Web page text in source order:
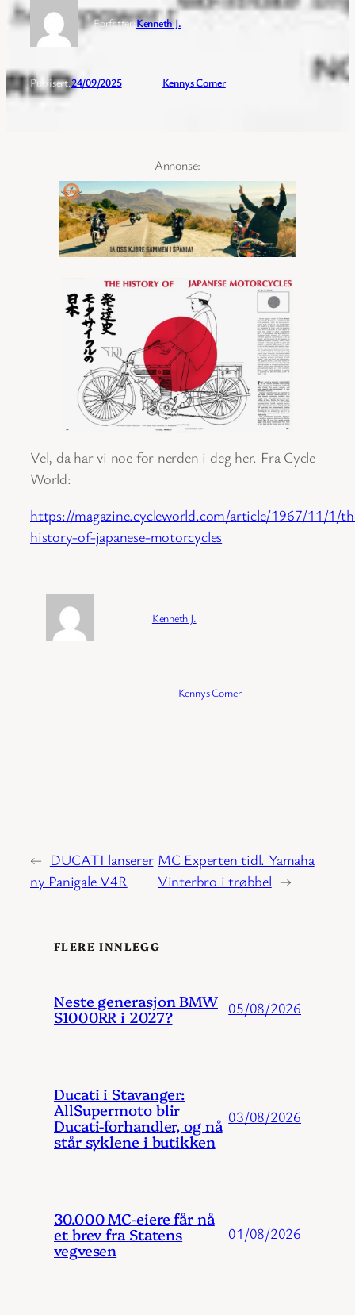
Forfatter:Kenneth J.
Publisert:24/09/2025Kategori: Kennys Corner
Vel, da har vi noe for nerden i deg her. Fra Cycle
World:
https://magazine.cycleworld.com/article/1967/11/1/
history-of-japanese-motorcycles
Kenneth J.
Kennys Corner
← DUCATI lanserer
ny Panigale V4R
MC Experten tidl. Yamaha
Vinterbro i trøbbel →
FLERE INNLEGG
Neste generasjon BMW
S1000RR i 2027? 05/08/2026
Ducati i Stavanger:
AllSupermoto blir
Ducati-forhandler, og nå
står syklene i butikken
03/08/2026
30.000 MC-eiere får nå
et brev fra Statens
vegvesen
01/08/2026